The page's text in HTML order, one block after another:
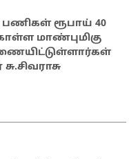
ரூபாய் 40
மாண்புமிகு